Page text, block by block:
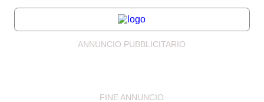
ANNUNCIO PUBBLICITARIO
FINE ANNUNCIO